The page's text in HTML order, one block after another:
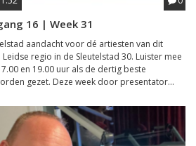
16 | Week 31
aandacht voor dé artiesten van dit
regio in de Sleutelstad 30. Luister mee
en 19.00 uur als de dertig beste
gezet. Deze week door presentator...